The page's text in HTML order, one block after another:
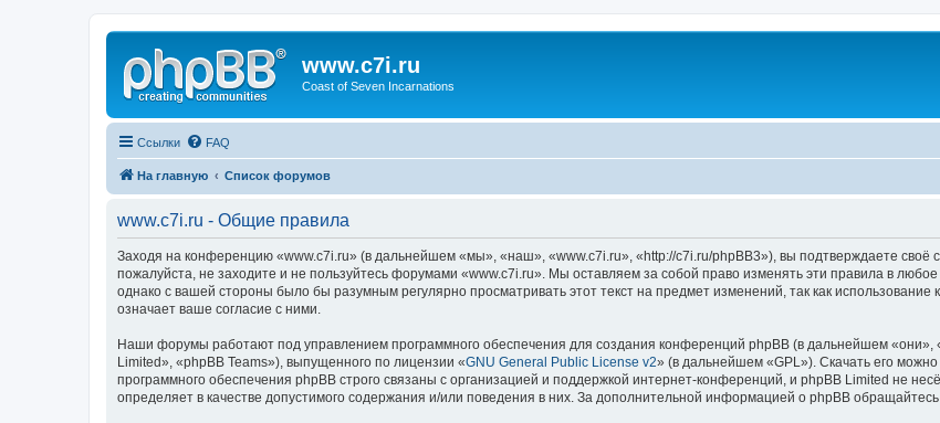
www.c7i.ru
Coast of Seven Incarnations
Ссылки FAQ
На главную Список форумов
www.c7i.ru - Общие правила
Заходя на конференцию «www.c7i.ru» (в дальнейшем «мы», «наш», «www.c7i.ru», «http://c7i.ru/phpBB3»), вы подтверждаете своё
пожалуйста, не заходите и не пользуйтесь форумами «www.c7i.ru». Мы оставляем за собой право изменять эти правила в
однако с вашей стороны было бы разумным регулярно просматривать этот текст на предмет изменений, так как
означает ваше согласие с ними.
Наши форумы работают под управлением программного обеспечения для создания конференций phpBB (в дальнейшем «они»,
Limited», «phpBB Teams»), выпущенного по лицензии «GNU General Public License v2» (в дальнейшем «GPL»). Скачать его
программного обеспечения phpBB строго связаны с организацией и поддержкой интернет-конференций, и phpBB Limited не
определяет в качестве допустимого содержания и/или поведения в них. За дополнительной информацией о phpBB